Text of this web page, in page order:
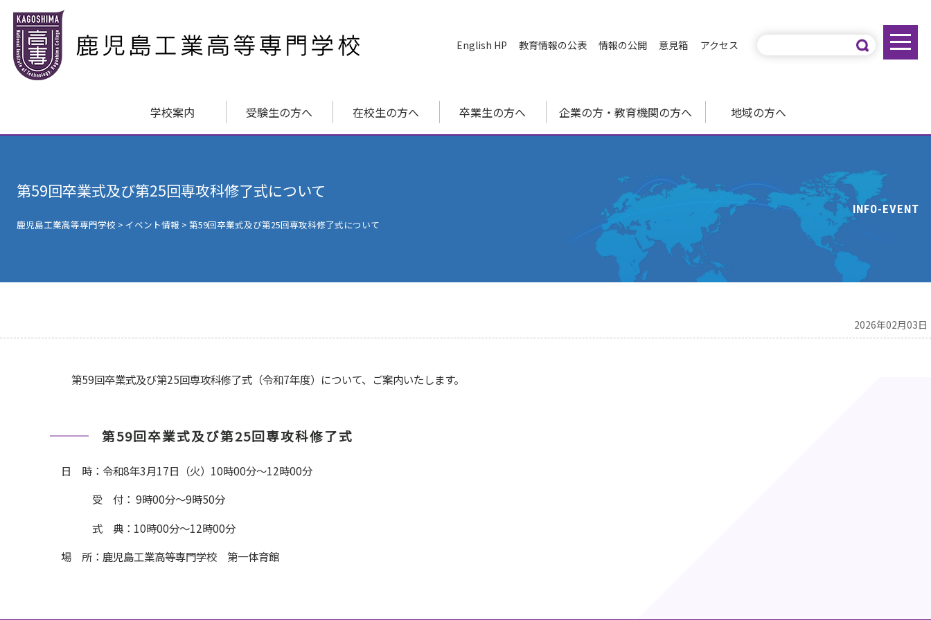
English HP 教育情報の公表 情報の公開 意見箱 アクセス
学校案内 受験生の方へ 在校生の方へ 卒業生の方へ 企業の方・教育機関の方へ 地域の方へ
第59回卒業式及び第25回専攻科修了式について
INFO-EVENT
鹿児島工業高等専門学校 > イベント情報 >第59回卒業式及び第25回専攻科修了式について
2026年02月03日
第59回卒業式及び第25回専攻科修了式（令和7年度）について、ご案内いたします。
第59回卒業式及び第25回専攻科修了式
日 時：令和8年3月17日（火）10時00分～12時00分
受 付： 9時00分～9時50分
式 典：10時00分～12時00分
場 所：鹿児島工業高等専門学校 第一体育館